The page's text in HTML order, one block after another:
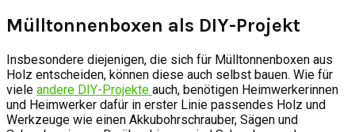
Mülltonnenboxen als DIY-Projekt
Insbesondere diejenigen, die sich für Mülltonnenboxen aus
Holz entscheiden, können diese auch selbst bauen. Wie für
viele andere DIY-Projekte auch, benötigen Heimwerkerinnen
und Heimwerker dafür in erster Linie passendes Holz und
Werkzeuge wie einen Akkubohrschrauber, Sägen und